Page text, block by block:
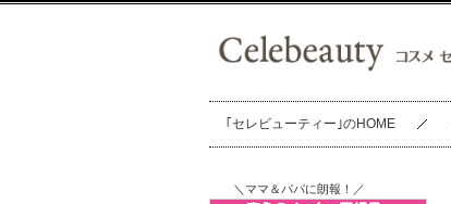
｢セレビューティー｣のHOME
＼ママ＆パパに朗報！／